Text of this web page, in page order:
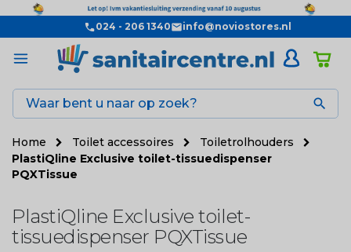
024 - 206 1340 info@noviostores.nl

Home Toilet accessoires
Toiletrolhouders
PlastiQline Exclusive toilet-tissuedispenser
PQXTissue
PlastiQline Exclusive toilet-
tissuedispenser PQXTissue